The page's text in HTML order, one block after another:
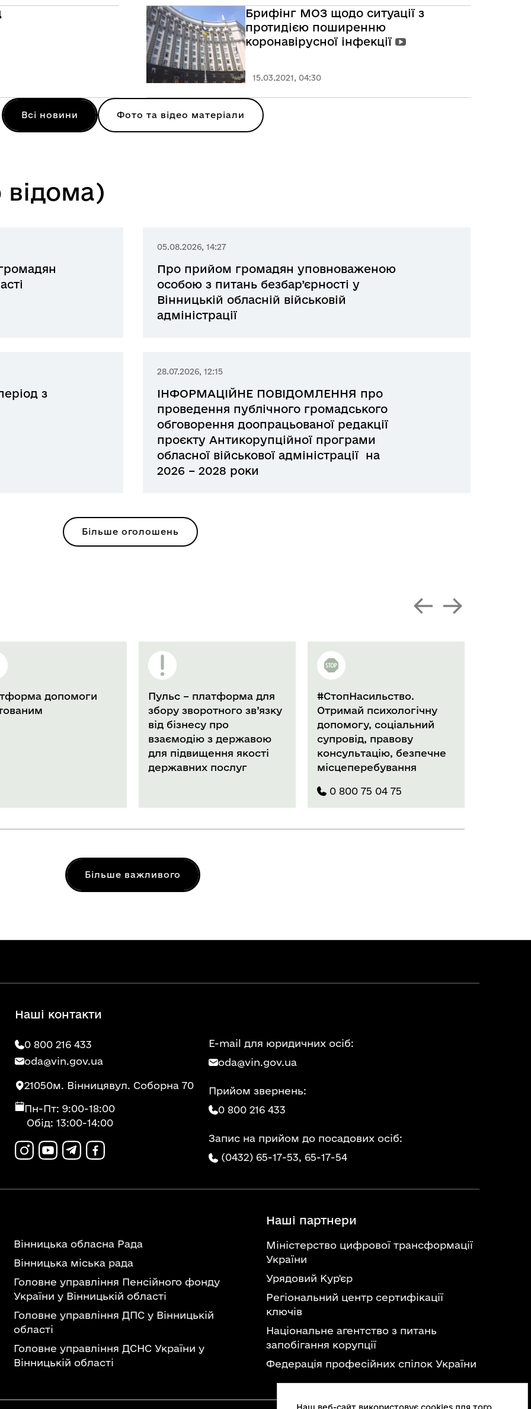
15.03.2021, 04:30
Брифінг МОЗ щодо ситуації з
протидією поширенню
коронавірусної інфекції
Всі новини Фото та відео матеріали
05.08.2026, 14:27
Про прийом громадян уповноваженою
особою з питань безбар’єрності у
Вінницькій обласній військовій
адміністрації
з
28.07.2026, 12:15
ІНФОРМАЦІЙНЕ ПОВІДОМЛЕННЯ про
проведення публічного громадського
обговорення доопрацьованої редакції
проєкту Антикорупційної програми
обласної військової адміністрації на
2026 – 2028 роки
Більше оголошень
Пульс – платформа для
збору зворотного зв’язку
взаємодію з державою
для підвищення якості
#СтопНасильство.
Отримай психологічну
допомогу, соціальний
супровід, правову
консультацію, безпечне
місцеперебування
Національна гаряча лінія
з попередження
домашнього насильства
для дітей та молоді
0 800 500 225
Більше важливого
Наші контакти
0 800 216 433
oda@vin.gov.ua
21050м. Вінницявул. Соборна 70
Пн-Пт: 9:00-18:00
Обід: 13:00-14:00
E-mail для юридичних осіб:
oda@vin.gov.ua
Прийом звернень:
0 800 216 433
Запис на прийом до посадових осіб:
(0432) 65-17-53, 65-17-54
Вінницька обласна Рада
Вінницька міська рада
Головне управління Пенсійного фонду
України у Вінницькій області
Головне управління ДПС у Вінницькій
області
Головне управління ДСНС України у
Вінницькій області
Наші партнери
Міністерство цифрової трансформації
України
Урядовий Кур'єр
Регіональний центр сертифікації
ключів
Національне агентство з питань
запобігання корупції
Федерація професійних спілок України